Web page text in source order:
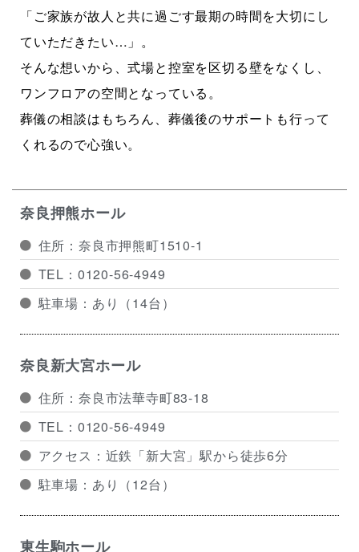
「ご家族が故人と共に過ごす最期の時間を大切にし
ていただきたい…」。
そんな想いから、式場と控室を区切る壁をなくし、
ワンフロアの空間となっている。
葬儀の相談はもちろん、葬儀後のサポートも行って
くれるので心強い。
奈良押熊ホール​
住所：奈良市押熊町1510-1
TEL：0120-56-4949
駐車場：あり（14台）
奈良新大宮ホール
住所：奈良市法華寺町83-18
TEL：0120-56-4949
アクセス：近鉄「新大宮」駅から徒歩6分
駐車場：あり（12台）
東生駒ホール